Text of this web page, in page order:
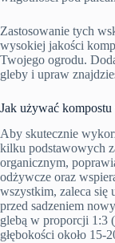
Zastosowanie tych
wysokiej jakości
Twojego ogrodu.
gleby i upraw
Jak używać
Aby skutecznie
kilku podstawowych
organicznym,
odżywcze oraz
wszystkim, zaleca się
przed sadzeniem
glebą w proporcji 1:3
głębokości około 15-